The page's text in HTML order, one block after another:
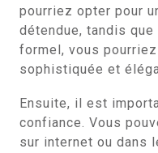
pourriez opter pour
détendue, tandis
formel, vous
sophistiquée et
Ensuite, il est
confiance. Vous
sur internet ou dans